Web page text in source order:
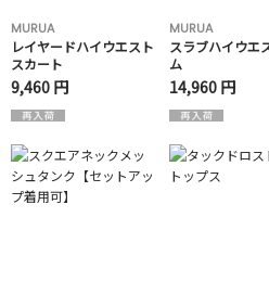
MURUA
レイヤードハイウエスト
スカート
9,460 円
MURUA
スラブハイウエ
ム
14,960 円